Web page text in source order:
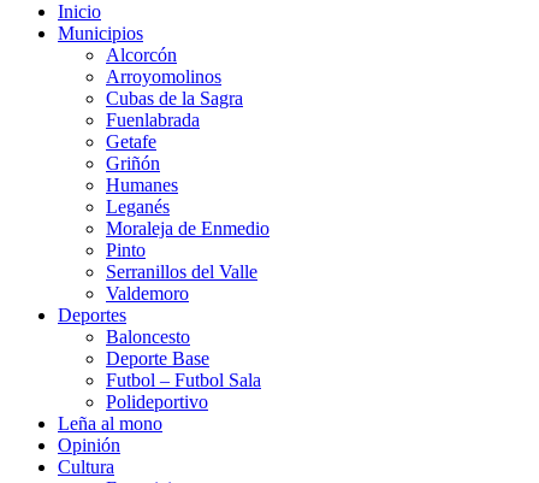
Inicio
Municipios
Alcorcón
Arroyomolinos
Cubas de la Sagra
Fuenlabrada
Getafe
Griñón
Humanes
Leganés
Moraleja de Enmedio
Pinto
Serranillos del Valle
Valdemoro
Deportes
Baloncesto
Deporte Base
Futbol – Futbol Sala
Polideportivo
Leña al mono
Opinión
Cultura